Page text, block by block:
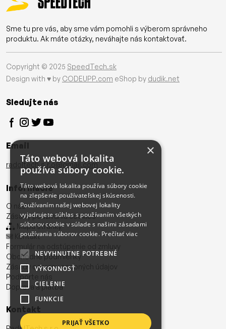
Sme tu pre vás, aby sme vám pomohli s výberom správneho
produktu. Ak máte otázky, neváhajte nás kontaktovať.
Copyright © 2025 SpeedTech.sk
Design with ♥ by CODEUPP.com eShop by dudik.net
Sledujte nás
Email
radoltech.s.r.o@gmail.com
Informácie
O nás
Zásady používania cookies
Mapa stránky
Kontakt
Formulár na odstúpenie od zmluvy
Obchodné podmienky
Zásady ochrany osobných údajov
Podporte nás
Doprava a platba
Kontakt
×
Táto webová lokalita
používa súbory cookie.
Táto webová lokalita používa súbory cookie
na zlepšenie používateľskej skúsenosti.
Používaním našej webovej lokality
vyjadrujete súhlas s používaním všetkých
súborov cookie v súlade s našimi zásadami
používania súborov cookie. Prečítať viac
NEVYHNUTNE POTREBNÉ
VÝKONNOSŤ
CIELENIE
FUNKCIE
PRIJAŤ VŠETKO